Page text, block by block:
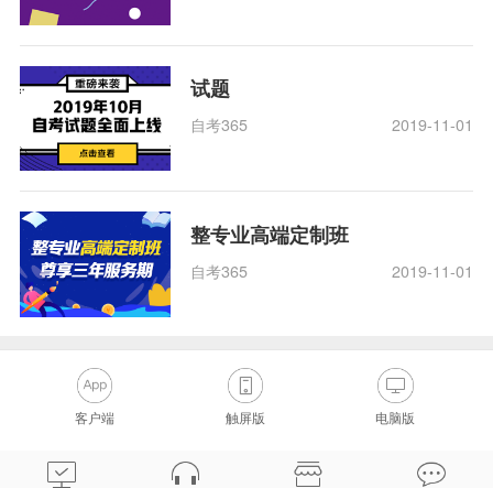
试题
自考365 2019-11-01
整专业高端定制班
自考365 2019-11-01
客户端 触屏版 电脑版